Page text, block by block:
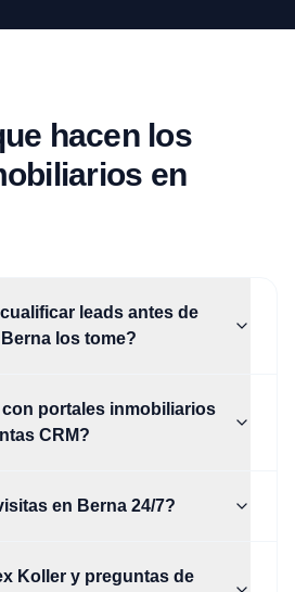
hacen los
en
leads antes de
los tome?
portales inmobiliarios
CRM?
en Berna 24/7?
Koller y preguntas de